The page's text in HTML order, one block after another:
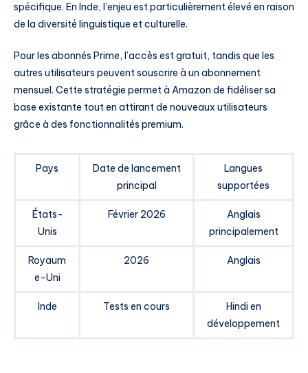
spécifique. En Inde, l’enjeu est particulièrement élevé en raison
de la diversité linguistique et culturelle.
Pour les abonnés Prime, l’accès est gratuit, tandis que les
autres utilisateurs peuvent souscrire à un abonnement
mensuel. Cette stratégie permet à Amazon de fidéliser sa
base existante tout en attirant de nouveaux utilisateurs
grâce à des fonctionnalités premium.
Pays
Date de lancement
principal
Langues
supportées
États-
Unis
Février 2026
Anglais
principalement
Royaum
e-Uni
2026 Anglais
Inde Tests en cours
Hindi en
développement